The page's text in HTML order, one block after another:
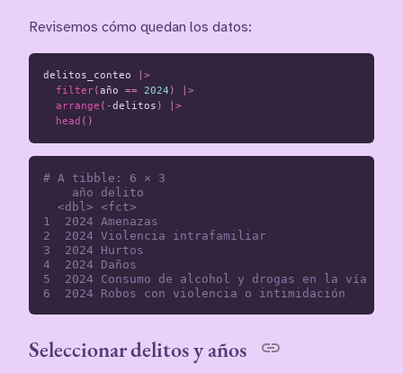
Revisemos cómo quedan los datos:
delitos_conteo
|>
filter(año == 2024 )
|>
arrange ( -delitos )
|>
head ()
# A tibble: 6 × 3
año delito
<dbl> <fct>
1  2024 Amenazas
2  2024 Violencia intrafamiliar
3  2024 Hurtos
4  2024 Daños
5  2024 Consumo de alcohol y drogas en la vía
Seleccionar delitos y años